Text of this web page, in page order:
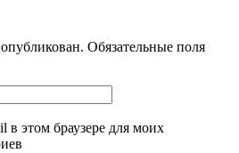
Обязательные поля
в этом браузере для моих